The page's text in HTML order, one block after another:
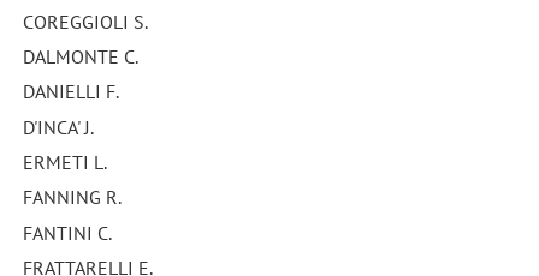
COREGGIOLI S.
DALMONTE C.
DANIELLI F.
D'INCA' J.
ERMETI L.
FANNING R.
FANTINI C.
FRATTARELLI E.